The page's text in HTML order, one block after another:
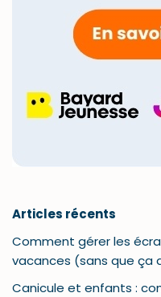
Articles récents
Comment gérer les
vacances (sans que ça
Canicule et enfants :